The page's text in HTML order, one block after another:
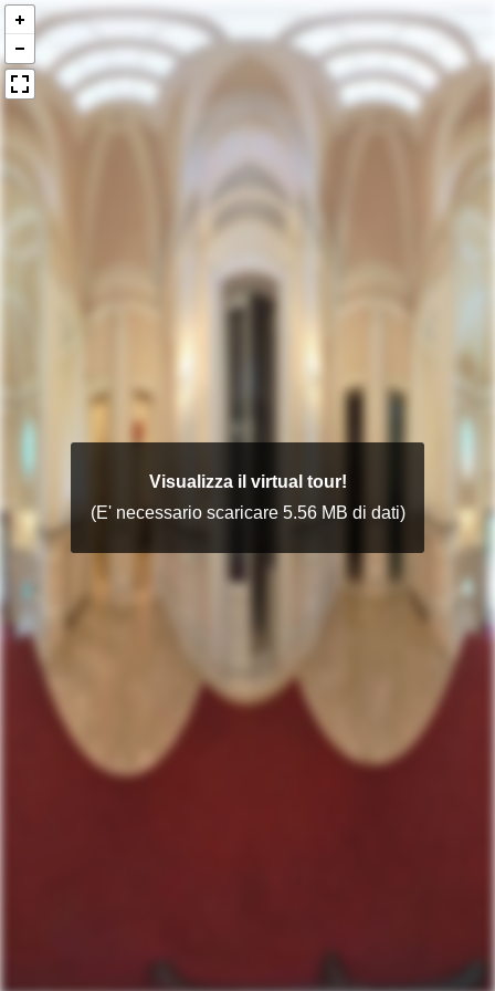
Visualizza il virtual tour!
(E' necessario scaricare 5.56 MB di dati)